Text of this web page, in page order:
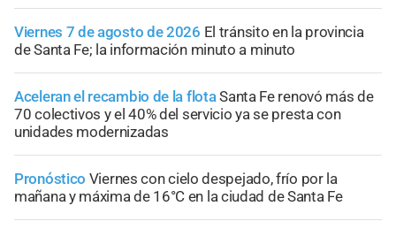
Viernes 7 de agosto de 2026 El tránsito en la provincia
de Santa Fe; la información minuto a minuto
Aceleran el recambio de la flotaSanta Fe renovó más de
70 colectivos y el 40% del servicio ya se presta con
unidades modernizadas
Pronóstico Viernes con cielo despejado, frío por la
mañana y máxima de 16°C en la ciudad de Santa Fe